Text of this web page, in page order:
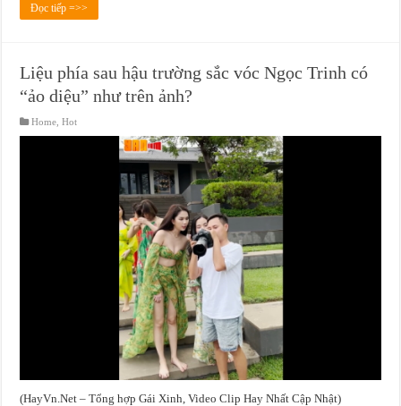
Đọc tiếp =>>
Liệu phía sau hậu trường sắc vóc Ngọc Trinh có
“ảo diệu” như trên ảnh?
Home ,Hot
(HayVn.Net – Tổng hợp Gái Xinh, Video Clip Hay Nhất Cập Nhật)